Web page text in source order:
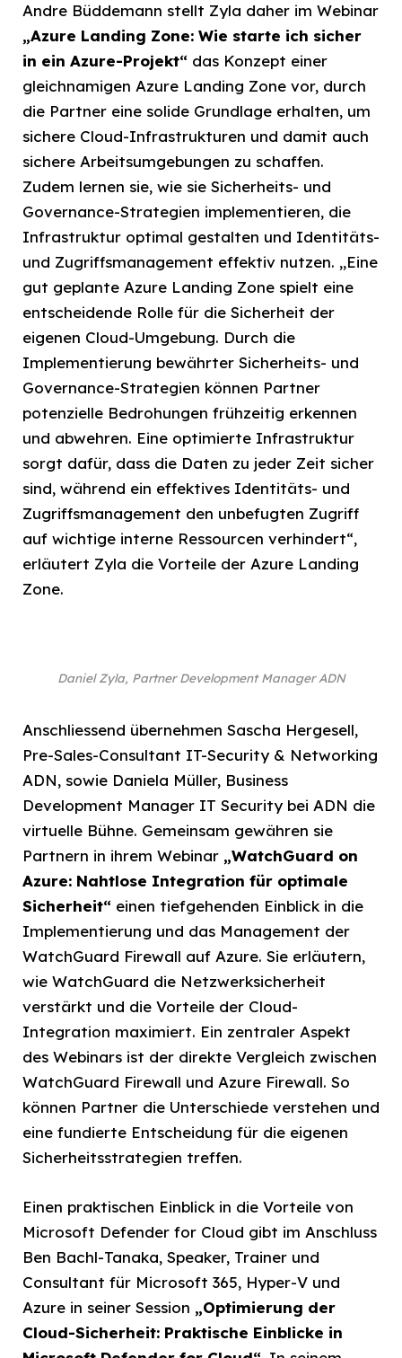
Andre Büddemann stellt Zyla daher im Webinar
„Azure Landing Zone: Wie starte ich sicher
in ein Azure-Projekt“ das Konzept einer
gleichnamigen Azure Landing Zone vor, durch
die Partner eine solide Grundlage erhalten, um
sichere Cloud-Infrastrukturen und damit auch
sichere Arbeitsumgebungen zu schaffen.
Zudem lernen sie, wie sie Sicherheits- und
Governance-Strategien implementieren, die
Infrastruktur optimal gestalten und Identitäts-
und Zugriffsmanagement effektiv nutzen. „Eine
gut geplante Azure Landing Zone spielt eine
entscheidende Rolle für die Sicherheit der
eigenen Cloud-Umgebung. Durch die
Implementierung bewährter Sicherheits- und
Governance-Strategien können Partner
potenzielle Bedrohungen frühzeitig erkennen
und abwehren. Eine optimierte Infrastruktur
sorgt dafür, dass die Daten zu jeder Zeit sicher
sind, während ein effektives Identitäts- und
Zugriffsmanagement den unbefugten Zugriff
auf wichtige interne Ressourcen verhindert“,
erläutert Zyla die Vorteile der Azure Landing
Zone.
Daniel Zyla, Partner Development Manager ADN
Anschliessend übernehmen Sascha Hergesell,
Pre-Sales-Consultant IT-Security & Networking
ADN, sowie Daniela Müller, Business
Development Manager IT Security bei ADN die
virtuelle Bühne. Gemeinsam gewähren sie
Partnern in ihrem Webinar „WatchGuard on
Azure: Nahtlose Integration für optimale
Sicherheit“ einen tiefgehenden Einblick in die
Implementierung und das Management der
WatchGuard Firewall auf Azure. Sie erläutern,
wie WatchGuard die Netzwerksicherheit
verstärkt und die Vorteile der Cloud-
Integration maximiert. Ein zentraler Aspekt
des Webinars ist der direkte Vergleich zwischen
WatchGuard Firewall und Azure Firewall. So
können Partner die Unterschiede verstehen und
eine fundierte Entscheidung für die eigenen
Sicherheitsstrategien treffen.
Einen praktischen Einblick in die Vorteile von
Microsoft Defender for Cloud gibt im Anschluss
Ben Bachl-Tanaka, Speaker, Trainer und
Consultant für Microsoft 365, Hyper-V und
Azure in seiner Session „Optimierung der
Cloud-Sicherheit: Praktische Einblicke in